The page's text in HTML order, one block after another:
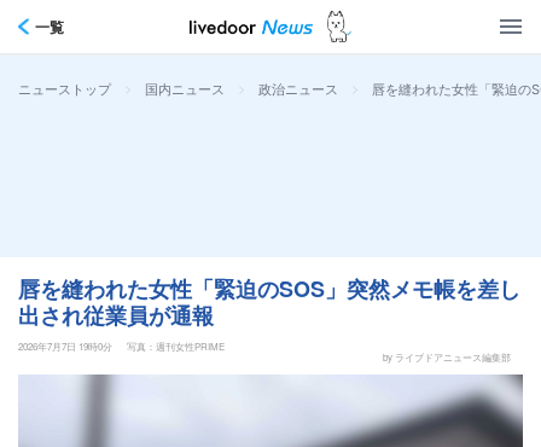
一覧
ニューストップ > 国内ニュース > 政治ニュース > 唇を縫われた女性「緊迫の
唇を縫われた女性「緊迫のSOS」突然メモ帳を差し
出され従業員が通報
2026年7月7日 19時0分
写真：週刊女性PRIME
by ライブドアニュース編集部